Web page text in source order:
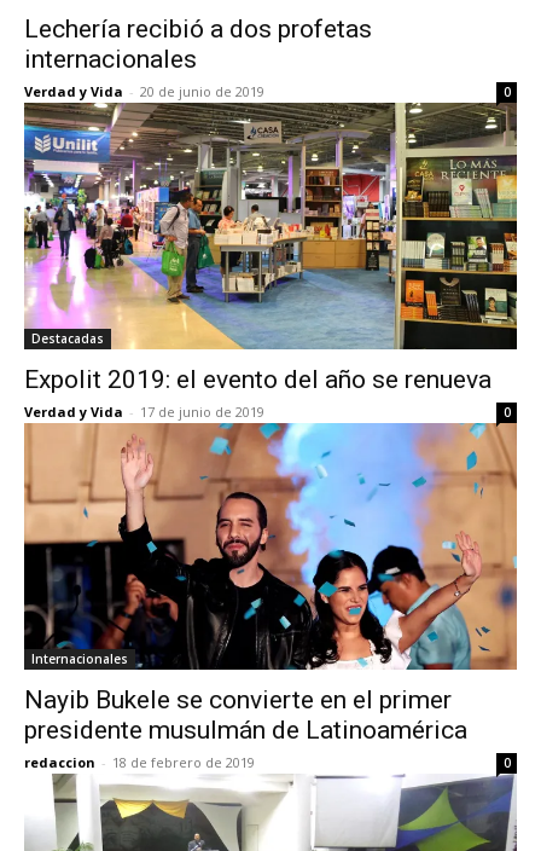
Lechería recibió a dos profetas
internacionales
Verdad y Vida - 20 de junio de 2019 0
Destacadas
Expolit 2019: el evento del año se renueva
Verdad y Vida - 17 de junio de 2019 0
Internacionales
Nayib Bukele se convierte en el primer
presidente musulmán de Latinoamérica
redaccion - 18 de febrero de 2019 0